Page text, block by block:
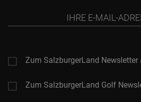
Mail-
Zum SalzburgerLand Newsletter
Zum SalzburgerLand Golf